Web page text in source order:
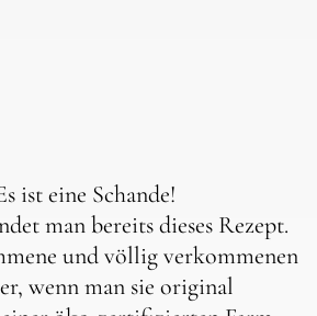
ist eine Schande!
man bereits dieses Rezept.
und völlig verkommenen
wenn man sie original